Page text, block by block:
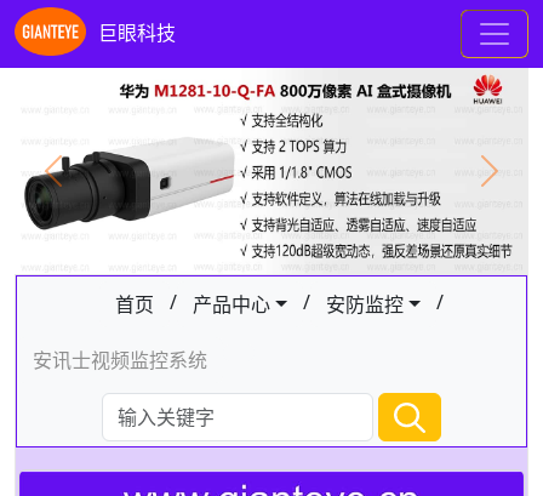
巨眼科技
Previous Next
首页 / 产品中心 / 安防监控 /
安讯士视频监控系统